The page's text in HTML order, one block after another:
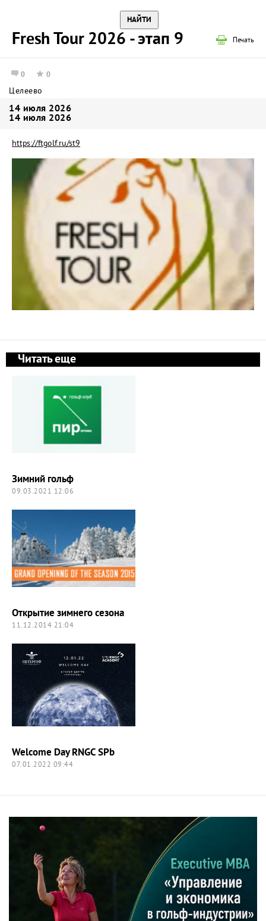
Печать
Fresh Tour 2026 - этап 9
0 0
Целеево
14 июля 2026
14 июля 2026
https://ftgolf.ru/st9
Читать еще
Зимний гольф
09.03.2021 12:06
Открытие зимнего сезона
11.12.2014 21:04
Welcome Day RNGC SPb
07.01.2022 09:44